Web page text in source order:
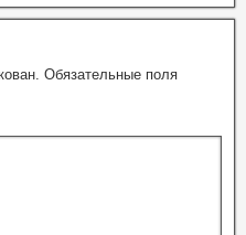
Обязательные поля